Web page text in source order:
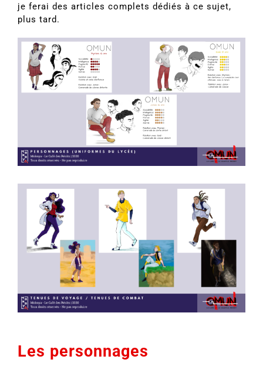
je ferai des articles complets dédiés à ce sujet,
plus tard.
Les personnages